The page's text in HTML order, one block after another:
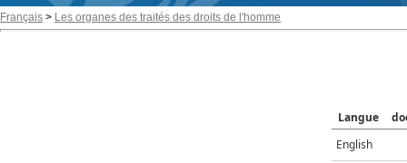
Français > Les organes des traités des droits de l'homme
Langue
English